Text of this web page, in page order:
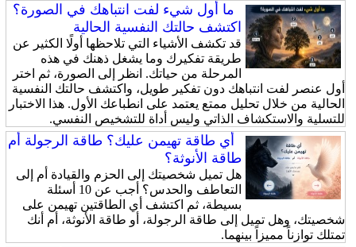
ما أول شيء لفت انتباهك في الصورة؟
اكتشف حالتك النفسية الحالية
قد تكشف الأشياء التي تلاحظها أولًا الكثير عن
طريقة تفكيرك وما يشغل ذهنك في هذه
المرحلة من حياتك. انظر إلى الصورة، ثم اختر
أول عنصر لفت انتباهك دون تفكير طويل، واكتشف حالتك النفسية
الحالية من خلال تحليل ممتع يعتمد على انطباعك الأول. هذا الاختبار
للتسلية والاستكشاف الذاتي وليس أداة للتشخيص النفسي.
أي طاقة تهيمن عليك؟ طاقة الرجولة أم
طاقة الأنوثة؟
هل تميل شخصيتك إلى الحزم والقيادة أم إلى
التعاطف والحدس؟ أجب عن 10 أسئلة
بسيطة، ثم اكتشف أي الطاقتين تهيمن على
شخصيتك، وهل تميل إلى طاقة الرجولة، أو طاقة الأنوثة، أم أنك
تمتلك توازناً مميزاً بينهما.